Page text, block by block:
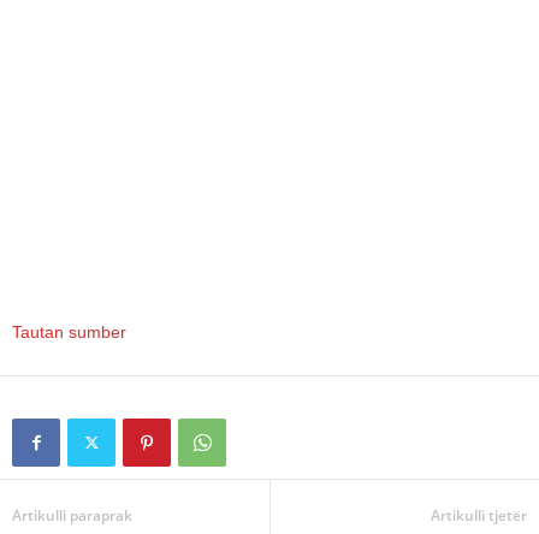
Tautan sumber
Artikulli paraprak Artikulli tjetër